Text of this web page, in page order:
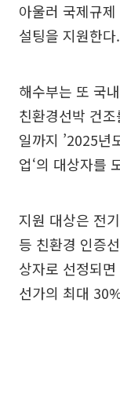
아울러 국제규
설팅을 지원한다.
해수부는 또 국
친환경선박 건
일까지 ’2025년
업‘의 대상자를
지원 대상은 전
등 친환경 인증
상자로 선정되
선가의 최대